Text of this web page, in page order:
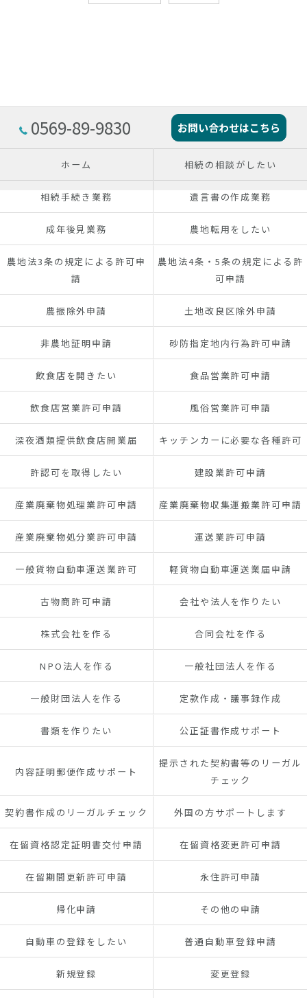
0569-89-9830 お問い合わせはこちら
ホーム 相続の相談がしたい
相続手続き業務 遺言書の作成業務
成年後見業務 農地転用をしたい
農地法3条の規定による許可申
請
農地法4条・5条の規定による許
可申請
農振除外申請 土地改良区除外申請
非農地証明申請 砂防指定地内行為許可申請
飲食店を開きたい 食品営業許可申請
飲食店営業許可申請 風俗営業許可申請
深夜酒類提供飲食店開業届 キッチンカーに必要な各種許可
許認可を取得したい 建設業許可申請
産業廃棄物処理業許可申請 産業廃棄物収集運搬業許可申請
産業廃棄物処分業許可申請 運送業許可申請
一般貨物自動車運送業許可 軽貨物自動車運送業届申請
古物商許可申請 会社や法人を作りたい
株式会社を作る 合同会社を作る
NPO法人を作る 一般社団法人を作る
一般財団法人を作る 定款作成・議事録作成
書類を作りたい 公正証書作成サポート
内容証明郵便作成サポート
提示された契約書等のリーガル
チェック
契約書作成のリーガルチェック 外国の方サポートします
在留資格認定証明書交付申請 在留資格変更許可申請
在留期間更新許可申請 永住許可申請
帰化申請 その他の申請
自動車の登録をしたい 普通自動車登録申請
新規登録 変更登録